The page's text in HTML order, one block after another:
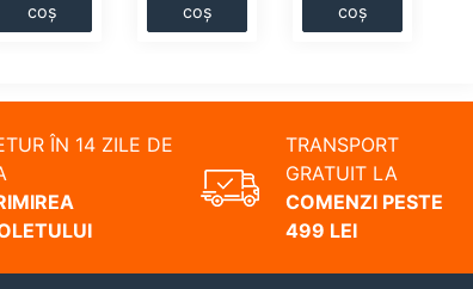
coș
coș
coș
ÎN 14 ZILE DE
TRANSPORT
GRATUIT LA
COMENZI PESTE
499 LEI